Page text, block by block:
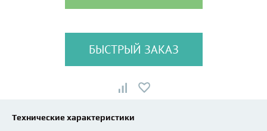
БЫСТРЫЙ ЗАКАЗ
Технические характеристики